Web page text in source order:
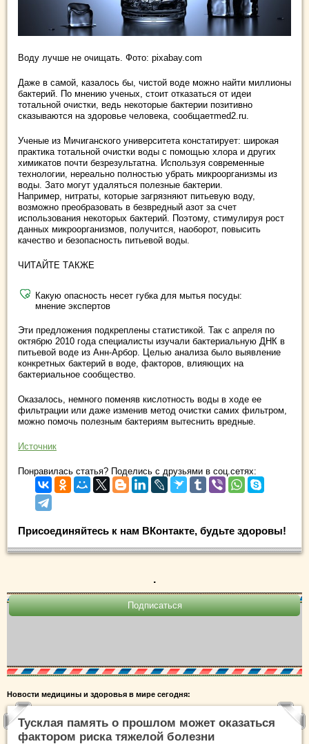
Воду лучше не очищать. Фото: pixabay.com
Даже в самой, казалось бы, чистой воде можно найти миллионы
бактерий. По мнению ученых, стоит отказаться от идеи
тотальной очистки, ведь некоторые бактерии позитивно
сказываются на здоровье человека, сообщаетmed2.ru.
Ученые из Мичиганского университета констатирует: широкая
практика тотальной очистки воды с помощью хлора и других
химикатов почти безрезультатна. Используя современные
технологии, нереально полностью убрать микроорганизмы из
воды. Зато могут удаляться полезные бактерии.
Например, нитраты, которые загрязняют питьевую воду,
возможно преобразовать в безвредный азот за счет
использования некоторых бактерий. Поэтому, стимулируя рост
данных микроорганизмов, получится, наоборот, повысить
качество и безопасность питьевой воды.
ЧИТАЙТЕ ТАКЖЕ
Какую опасность несет губка для мытья посуды:
мнение экспертов
Эти предложения подкреплены статистикой. Так с апреля по
октябрю 2010 года специалисты изучали бактериальную ДНК в
питьевой воде из Анн-Арбор. Целью анализа было выявление
конкретных бактерий в воде, факторов, влияющих на
бактериальное сообщество.
Оказалось, немного поменяв кислотность воды в ходе ее
фильтрации или даже изменив метод очистки самих фильтром,
можно помочь полезным бактериям вытеснить вредные.
Источник
Понравилась статья? Поделись с друзьями в соц.сетях:
Присоединяйтесь к нам ВКонтакте, будьте здоровы!
.
Новости медицины и здоровья в мире сегодня:
Тусклая память о прошлом может оказаться
фактором риска тяжелой болезни